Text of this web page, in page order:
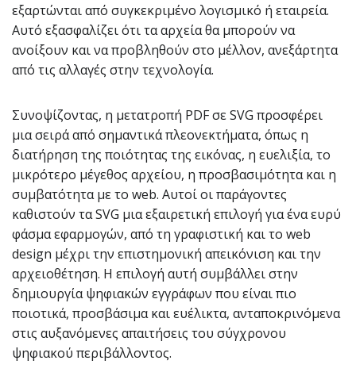
εξαρτώνται από συγκεκριμένο λογισμικό ή εταιρεία.
Αυτό εξασφαλίζει ότι τα αρχεία θα μπορούν να
ανοίξουν και να προβληθούν στο μέλλον, ανεξάρτητα
από τις αλλαγές στην τεχνολογία.
Συνοψίζοντας, η μετατροπή PDF σε SVG προσφέρει
μια σειρά από σημαντικά πλεονεκτήματα, όπως η
διατήρηση της ποιότητας της εικόνας, η ευελιξία, το
μικρότερο μέγεθος αρχείου, η προσβασιμότητα και η
συμβατότητα με το web. Αυτοί οι παράγοντες
καθιστούν τα SVG μια εξαιρετική επιλογή για ένα ευρύ
φάσμα εφαρμογών, από τη γραφιστική και το web
design μέχρι την επιστημονική απεικόνιση και την
αρχειοθέτηση. Η επιλογή αυτή συμβάλλει στην
δημιουργία ψηφιακών εγγράφων που είναι πιο
ποιοτικά, προσβάσιμα και ευέλικτα, ανταποκρινόμενα
στις αυξανόμενες απαιτήσεις του σύγχρονου
ψηφιακού περιβάλλοντος.